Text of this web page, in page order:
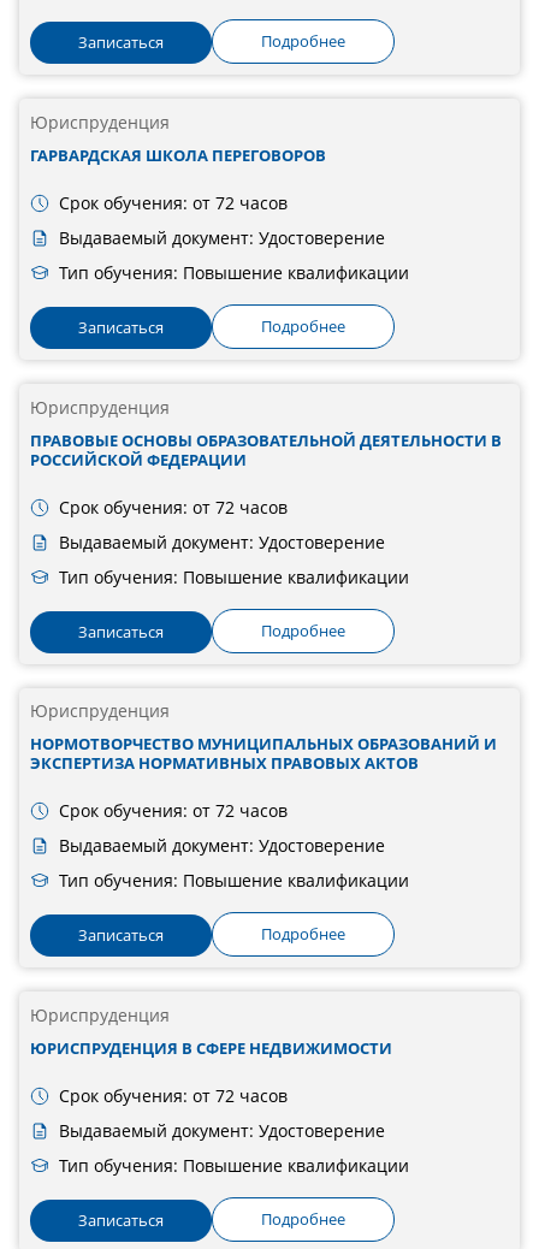
Записаться Подробнее
Юриспруденция
ГАРВАРДСКАЯ ШКОЛА ПЕРЕГОВОРОВ
Срок обучения: от 72 часов
Выдаваемый документ: Удостоверение
Тип обучения: Повышение квалификации
Записаться Подробнее
Юриспруденция
ПРАВОВЫЕ ОСНОВЫ ОБРАЗОВАТЕЛЬНОЙ ДЕЯТЕЛЬНОСТИ В
РОССИЙСКОЙ ФЕДЕРАЦИИ
Срок обучения: от 72 часов
Выдаваемый документ: Удостоверение
Тип обучения: Повышение квалификации
Записаться Подробнее
Юриспруденция
НОРМОТВОРЧЕСТВО МУНИЦИПАЛЬНЫХ ОБРАЗОВАНИЙ И
ЭКСПЕРТИЗА НОРМАТИВНЫХ ПРАВОВЫХ АКТОВ
Срок обучения: от 72 часов
Выдаваемый документ: Удостоверение
Тип обучения: Повышение квалификации
Записаться Подробнее
Юриспруденция
ЮРИСПРУДЕНЦИЯ В СФЕРЕ НЕДВИЖИМОСТИ
Срок обучения: от 72 часов
Выдаваемый документ: Удостоверение
Тип обучения: Повышение квалификации
Записаться Подробнее